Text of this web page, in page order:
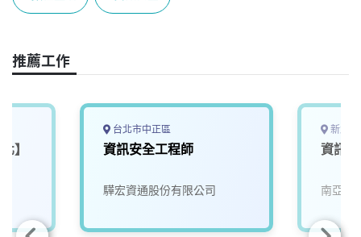
b
o
k
a
e
n
k
推薦工作
】
台北市中正區
資訊安全工程師
驊宏資通股份有限公司
新北
資訊
南亞科